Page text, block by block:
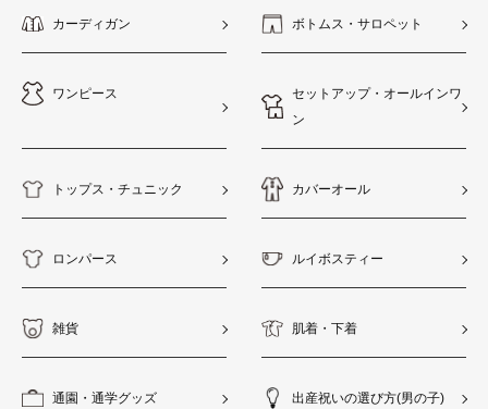
カーディガン ボトムス・サロペット
ワンピース
セットアップ・オールインワ
ン
トップス・チュニック カバーオール
ロンパース ルイボスティー
雑貨 肌着・下着
通園・通学グッズ 出産祝いの選び方(男の子)